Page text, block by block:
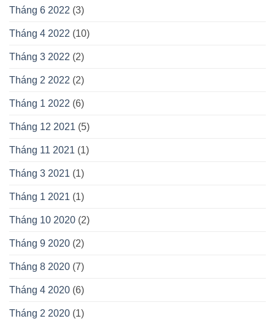
Tháng 6 2022 (3)
Tháng 4 2022 (10)
Tháng 3 2022 (2)
Tháng 2 2022 (2)
Tháng 1 2022 (6)
Tháng 12 2021 (5)
Tháng 11 2021 (1)
Tháng 3 2021 (1)
Tháng 1 2021 (1)
Tháng 10 2020 (2)
Tháng 9 2020 (2)
Tháng 8 2020 (7)
Tháng 4 2020 (6)
Tháng 2 2020 (1)